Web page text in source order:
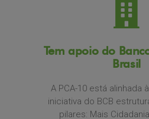
Tem apoio do
Brasil
A PCA-10 está alinhada
iniciativa do BCB
pilares: Mais